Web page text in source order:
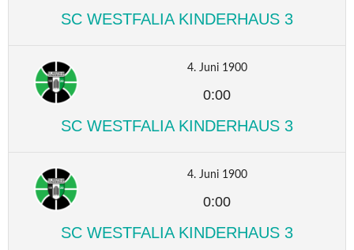
SC WESTFALIA KINDERHAUS 3
4. Juni 1900
0:00
SC WESTFALIA KINDERHAUS 3
4. Juni 1900
0:00
SC WESTFALIA KINDERHAUS 3